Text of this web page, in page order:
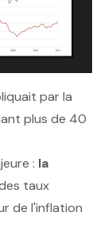
par la
plus de 40
: la
taux
de l'inflation